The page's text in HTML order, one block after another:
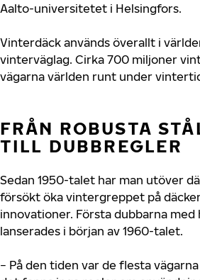
Aalto-universitetet i Helsingfors.
Vinterdäck används överallt i
vinterväglag. Cirka 700 miljoner
vägarna världen runt under
FRÅN ROBUSTA
TILL DUBBREGLER
Sedan 1950-talet har man utöver
försökt öka vintergreppet på
innovationer. Första dubbarna
lanserades i början av 1960-talet.
− På den tiden var de flesta